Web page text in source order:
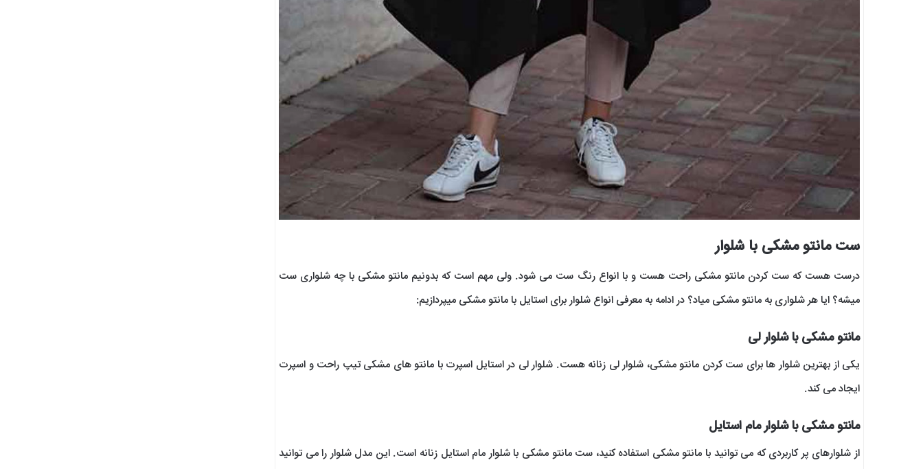
ست مانتو مشکی با شلوار
درست هست که ست کردن مانتو مشکی راحت هست و با انواع رنگ ست می شود. ولی مهم است که بدونیم مانتو مشکی با چه شلواری ست
میشه؟ ایا هر شلواری به مانتو مشکی میاد؟ در ادامه به معرفی انواع شلوار برای استایل با مانتو مشکی میپردازیم:
مانتو مشکی با شلوار لی
یکی از بهترین شلوار ها برای ست کردن مانتو مشکی، شلوار لی زنانه هست. شلوار لی در استایل اسپرت با مانتو های مشکی تیپ راحت و اسپرت
ایجاد می کند.
مانتو مشکی با شلوار مام استایل
از شلوارهای پر کاربردی که می توانید با مانتو مشکی استفاده کنید، ست مانتو مشکی با شلوار مام استایل زنانه است. این مدل شلوار را می توانید